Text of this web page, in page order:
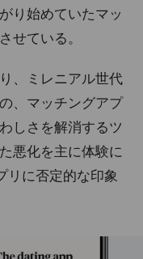
り始めていたマッ
せている。
、ミレニアル世代
、マッチングアプ
しさを解消するツ
悪化を主に体験に
リに否定的な印象